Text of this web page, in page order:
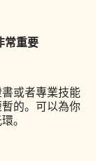
常重要
或者專業技能
的。可以為你
。